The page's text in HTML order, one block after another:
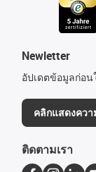
Newletter
อัปเดตข้อมูลก่อ
คลิกแสดงคว
ติดตามเรา